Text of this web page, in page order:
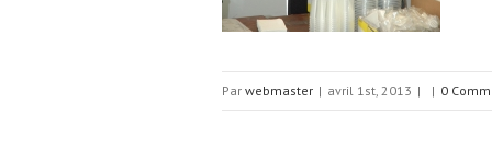
Par webmaster | avril 1st, 2013 | | 0